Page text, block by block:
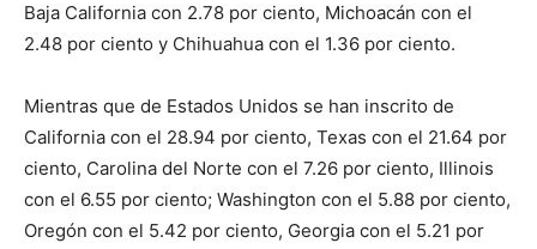
Baja California con 2.78 por ciento, Michoacán con el
2.48 por ciento y Chihuahua con el 1.36 por ciento.
Mientras que de Estados Unidos se han inscrito de
California con el 28.94 por ciento, Texas con el 21.64 por
ciento, Carolina del Norte con el 7.26 por ciento, Illinois
con el 6.55 por ciento; Washington con el 5.88 por ciento,
Oregón con el 5.42 por ciento, Georgia con el 5.21 por